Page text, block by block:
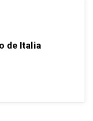
de Italia